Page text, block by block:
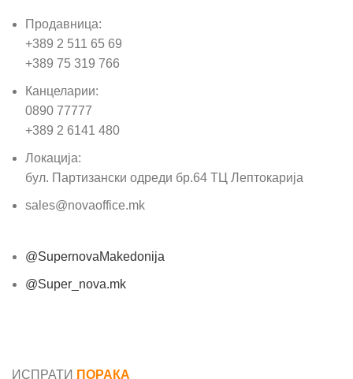
Продавница:
+389 2 511 65 69
+389 75 319 766
Канцеларии:
0890 77777
+389 2 6141 480
Локација:
бул. Партизански одреди бр.64 ТЦ Лептокарија
sales@novaoffice.mk
@SupernovaMakedonija
@Super_nova.mk
ИСПРАТИ ПОРАКА